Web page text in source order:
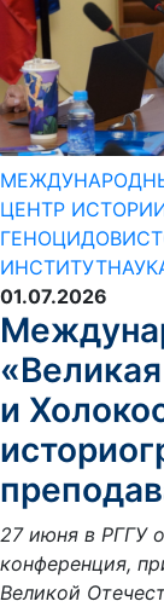
ЦЕНТР
ГЕНОЦИДОВ
ИНСТИТУТ
01.07.2026
и
27 июня в РГГУ
конференция,
Великой